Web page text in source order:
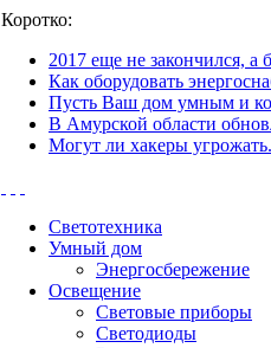
Коротко:
2017 еще не закончился,
Как оборудовать
Пусть Ваш дом умным и
В Амурской области
Могут ли хакеры
Светотехника
Умный дом
Энергосбережение
Освещение
Световые приборы
Светодиоды